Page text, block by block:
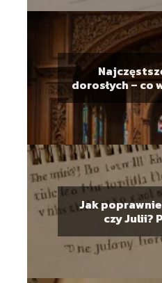
dorosłych – co
przed
Jak
czy Julii?